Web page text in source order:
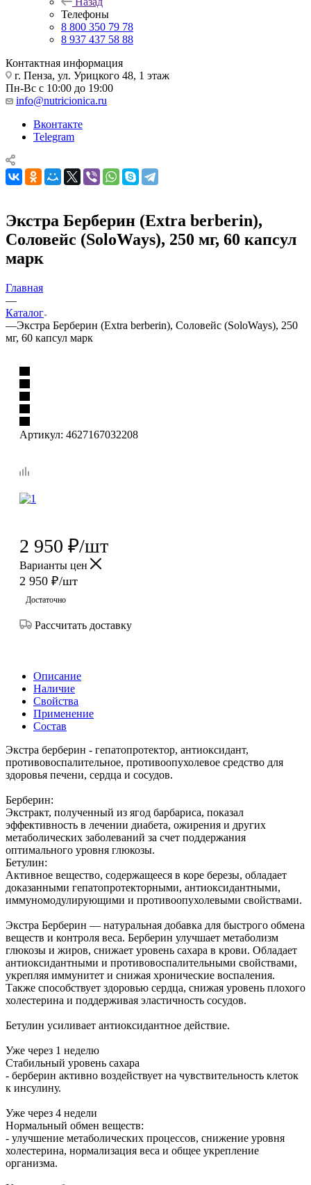
Телефоны
8 800 350 79 78
8 937 437 58 88
Контактная информация
г. Пенза, ул. Урицкого 48, 1 этаж
Пн-Вс с 10:00 до 19:00
info@nutricionica.ru
Вконтакте
Telegram
Экстра Берберин (Extra berberin),
Соловейс (SoloWays), 250 мг, 60 капсул
марк
Главная
—
Каталог
—Экстра Берберин (Extra berberin), Соловейс (SoloWays), 250
мг, 60 капсул марк
Артикул: 4627167032208
2 950 ₽/шт
Варианты цен
2 950 ₽/шт
Достаточно
Рассчитать доставку
Описание
Наличие
Свойства
Применение
Состав
Экстра берберин - гепатопротектор, антиоксидант,
противовоспалительное, противоопухолевое средство для
здоровья печени, сердца и сосудов.
Берберин:
Экстракт, полученный из ягод барбариса, показал
эффективность в лечении диабета, ожирения и других
метаболических заболеваний за счет поддержания
оптимального уровня глюкозы.
Бетулин:
Активное вещество, содержащееся в коре березы, обладает
доказанными гепатопротекторными, антиоксидантными,
иммуномодулирующими и противоопухолевыми свойствами.
Экстра Берберин — натуральная добавка для быстрого обмена
веществ и контроля веса. Берберин улучшает метаболизм
глюкозы и жиров, снижает уровень сахара в крови. Обладает
антиоксидантными и противовоспалительными свойствами,
укрепляя иммунитет и снижая хронические воспаления.
Также способствует здоровью сердца, снижая уровень плохого
холестерина и поддерживая эластичность сосудов.
Бетулин усиливает антиоксидантное действие.
Уже через 1 неделю
Стабильный уровень сахара
- берберин активно воздействует на чувствительность клеток
к инсулину.
Уже через 4 недели
Нормальный обмен веществ:
- улучшение метаболических процессов, снижение уровня
холестерина, нормализация веса и общее укрепление
организма.